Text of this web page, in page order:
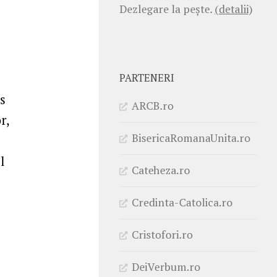
Dezlegare la pește. (detalii)
PARTENERI
ARCB.ro
BisericaRomanaUnita.ro
Cateheza.ro
Credinta-Catolica.ro
Cristofori.ro
DeiVerbum.ro